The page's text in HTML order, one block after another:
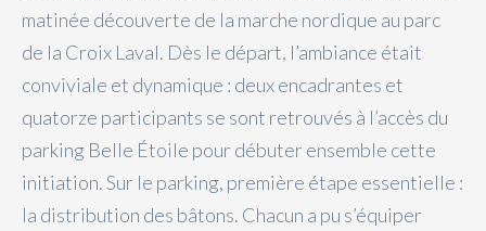
matinée découverte de la marche nordique au parc
de la Croix Laval. Dès le départ, l’ambiance était
conviviale et dynamique : deux encadrantes et
quatorze participants se sont retrouvés à l’accès du
parking Belle Étoile pour débuter ensemble cette
initiation. Sur le parking, première étape essentielle :
la distribution des bâtons. Chacun a pu s’équiper